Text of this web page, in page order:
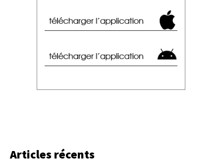
Articles récents